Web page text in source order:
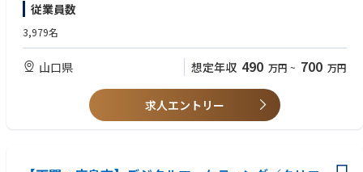
・顧客ニーズを踏まえたアプローチ方法の検討・改善
・営業部門等と連携した顧客接点創出施策の推進
＜コールセンター運営・人材マネジメント＞
・派遣社員の指導・育成、業務品質の維持・向上
・顧客満足度・応対品質を意識した運営体制の構築
従業員数
3,979名
山口県 想定年収 490 万円 ~ 700 万円
求人エントリー